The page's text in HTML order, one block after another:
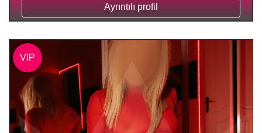
Ayrıntılı profil
VIP